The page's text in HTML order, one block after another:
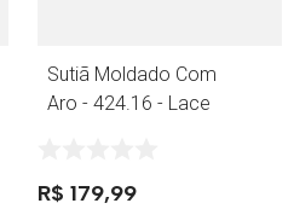
Sutiã Moldado Com
Aro - 424.16 - Lace
R$ 179,99